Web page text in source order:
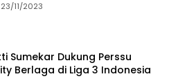
23/11/2023
Sumekar Dukung Perssu
Berlaga di Liga 3 Indonesia